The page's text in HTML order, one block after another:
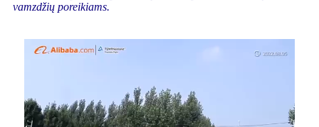
vamzdžių poreikiams.